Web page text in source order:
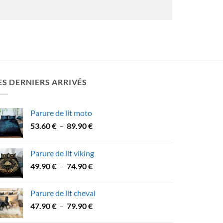
DERNIERS ARRIVÉS
Parure de lit moto
53.60€ – 89.90€Plage
53.60 €
à
Parure de lit viking
49.90€ – 74.90€Plage
49.90 €
à
Parure de lit cheval
47.90€ – 79.90€Plage